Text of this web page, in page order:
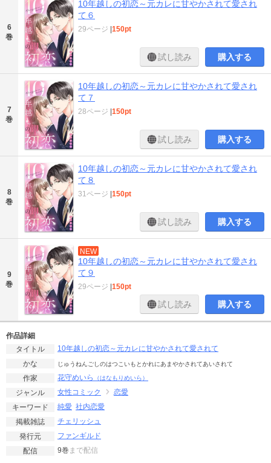
6
巻
10年越しの初恋～元カレに甘やかされて愛され
て６
29ページ |150pt
試し読み 購入する
7
巻
10年越しの初恋～元カレに甘やかされて愛され
て７
28ページ |150pt
試し読み 購入する
8
巻
10年越しの初恋～元カレに甘やかされて愛され
て８
31ページ |150pt
試し読み 購入する
9
巻
NEW
10年越しの初恋～元カレに甘やかされて愛され
て９
29ページ |150pt
試し読み 購入する
作品詳細
タイトル
10年越しの初恋～元カレに甘やかされて愛されて
かな
じゅうねんごしのはつこいもとかれにあまやかされてあいされて
作家 花守めいら （はなもりめいら）
ジャンル 女性コミック
恋愛
キーワード
純愛 社内恋愛
掲載雑誌
チェリッシュ
発行元
ファンギルド
配信
9巻 まで配信